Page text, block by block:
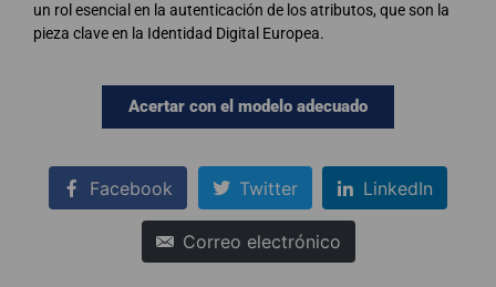
un rol esencial en la autenticación de los atributos, que son la
pieza clave en la Identidad Digital Europea.
Acertar con el modelo adecuado
Facebook Twitter LinkedIn
Correo electrónico